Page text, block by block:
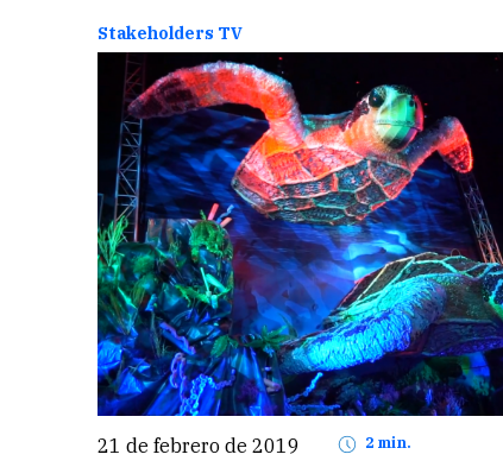
Stakeholders TV
21 de febrero de 2019 2 min.